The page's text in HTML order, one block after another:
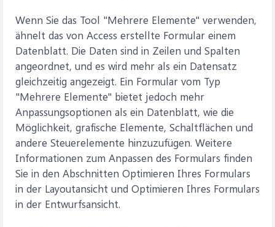
Wenn Sie das Tool "Mehrere Elemente" verwenden,
ähnelt das von Access erstellte Formular einem
Datenblatt. Die Daten sind in Zeilen und Spalten
angeordnet, und es wird mehr als ein Datensatz
gleichzeitig angezeigt. Ein Formular vom Typ
"Mehrere Elemente" bietet jedoch mehr
Anpassungsoptionen als ein Datenblatt, wie die
Möglichkeit, grafische Elemente, Schaltflächen und
andere Steuerelemente hinzuzufügen. Weitere
Informationen zum Anpassen des Formulars finden
Sie in den Abschnitten Optimieren Ihres Formulars
in der Layoutansicht und Optimieren Ihres Formulars
in der Entwurfsansicht.